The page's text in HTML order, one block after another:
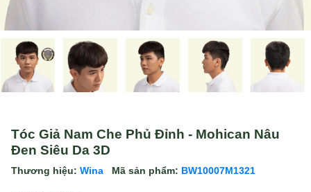
Tóc Giả Nam Che Phủ Đỉnh - Mohican Nâu
Đen Siêu Da 3D
Thương hiệu: Wina Mã sản phẩm: BW10007M1321